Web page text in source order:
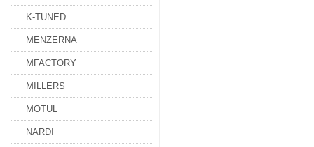
K-TUNED
MENZERNA
MFACTORY
MILLERS
MOTUL
NARDI